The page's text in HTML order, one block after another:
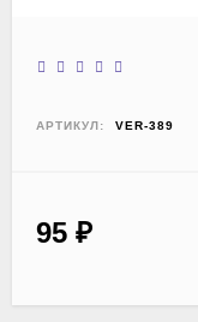
АРТИКУЛ: VER-389
95 ₽